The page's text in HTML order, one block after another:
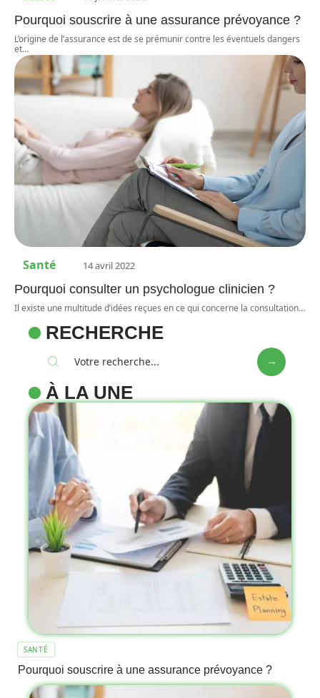
Pourquoi souscrire à une assurance prévoyance ?
L’origine de l’assurance est de se prémunir contre les éventuels dangers
et…
Santé 14 avril 2022
Pourquoi consulter un psychologue clinicien ?
Il existe une multitude d’idées reçues en ce qui concerne la consultation…
RECHERCHE
À LA UNE
SANTÉ
Pourquoi souscrire à une assurance prévoyance ?